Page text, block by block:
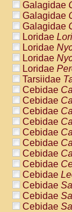
Galagidae
Galagidae
Galagidae
Loridae
Loridae
Loridae
Loridae
Tarsiidae
Cebidae
Cebidae
Cebidae
Cebidae
Cebidae
Cebidae
Cebidae
Cebidae
Cebidae
Cebidae
Cebidae
Cebidae